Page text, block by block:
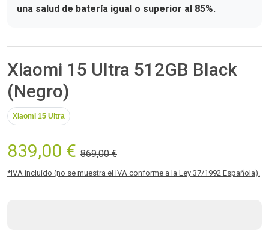
una salud de batería igual o superior al 85%.
Xiaomi 15 Ultra 512GB Black
(Negro)
Xiaomi 15 Ultra
839,00 € 869,00 €
*IVA incluído (no se muestra el IVA conforme a la Ley 37/1992 Española).